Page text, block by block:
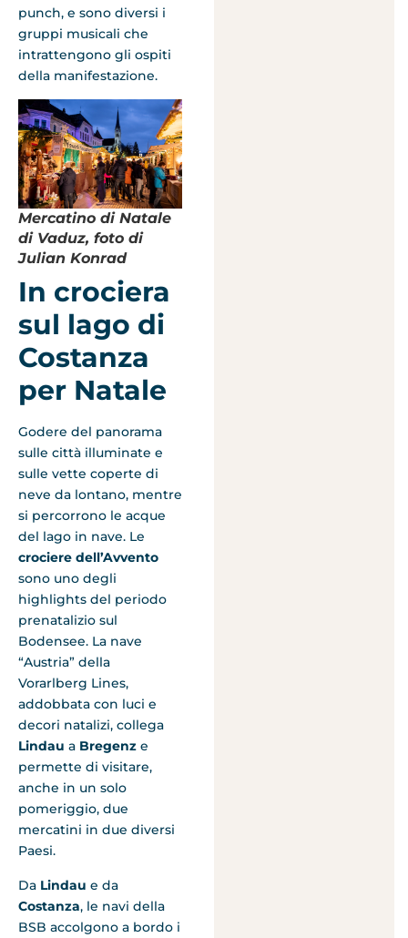
punch, e sono diversi i
gruppi musicali che
intrattengono gli ospiti
della manifestazione.
Mercatino di Natale
di Vaduz, foto di
Julian Konrad
In crociera
sul lago di
Costanza
per Natale
Godere del panorama
sulle città illuminate e
sulle vette coperte di
neve da lontano, mentre
si percorrono le acque
del lago in nave. Le
crociere dell’Avvento
sono uno degli
highlights del periodo
prenatalizio sul
Bodensee. La nave
“Austria” della
Vorarlberg Lines,
addobbata con luci e
decori natalizi, collega
Lindau a Bregenz e
permette di visitare,
anche in un solo
pomeriggio, due
mercatini in due diversi
Paesi.
Da Lindau e da
Costanza, le navi della
BSB accolgono a bordo i